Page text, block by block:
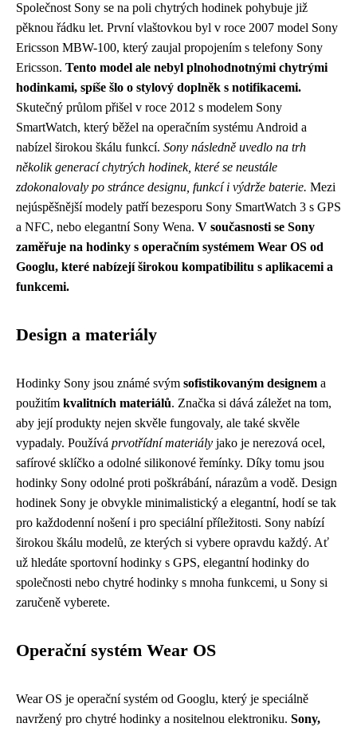
Společnost Sony se na poli chytrých hodinek pohybuje již
pěknou řádku let. První vlaštovkou byl v roce 2007 model Sony
Ericsson MBW-100, který zaujal propojením s telefony Sony
Ericsson. Tento model ale nebyl plnohodnotnými chytrými
hodinkami, spíše šlo o stylový doplněk s notifikacemi.
Skutečný průlom přišel v roce 2012 s modelem Sony
SmartWatch, který běžel na operačním systému Android a
nabízel širokou škálu funkcí. Sony následně uvedlo na trh
několik generací chytrých hodinek, které se neustále
zdokonalovaly po stránce designu, funkcí i výdrže baterie. Mezi
nejúspěšnější modely patří bezesporu Sony SmartWatch 3 s GPS
a NFC, nebo elegantní Sony Wena. V současnosti se Sony
zaměřuje na hodinky s operačním systémem Wear OS od
Googlu, které nabízejí širokou kompatibilitu s aplikacemi a
funkcemi.
Design a materiály
Hodinky Sony jsou známé svým sofistikovaným designem a
použitím kvalitních materiálů. Značka si dává záležet na tom,
aby její produkty nejen skvěle fungovaly, ale také skvěle
vypadaly. Používá prvotřídní materiály jako je nerezová ocel,
safírové sklíčko a odolné silikonové řemínky. Díky tomu jsou
hodinky Sony odolné proti poškrábání, nárazům a vodě. Design
hodinek Sony je obvykle minimalistický a elegantní, hodí se tak
pro každodenní nošení i pro speciální příležitosti. Sony nabízí
širokou škálu modelů, ze kterých si vybere opravdu každý. Ať
už hledáte sportovní hodinky s GPS, elegantní hodinky do
společnosti nebo chytré hodinky s mnoha funkcemi, u Sony si
zaručeně vyberete.
Operační systém Wear OS
Wear OS je operační systém od Googlu, který je speciálně
navržený pro chytré hodinky a nositelnou elektroniku. Sony,